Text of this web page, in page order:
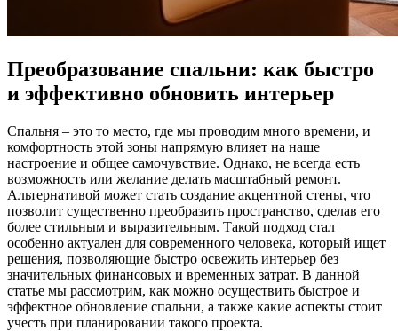
Преобразование спальни: как быстро
и эффективно обновить интерьер
Спальня – это то место, где мы проводим много времени, и
комфортность этой зоны напрямую влияет на наше
настроение и общее самочувствие. Однако, не всегда есть
возможность или желание делать масштабный ремонт.
Альтернативой может стать создание акцентной стены, что
позволит существенно преобразить пространство, сделав его
более стильным и выразительным. Такой подход стал
особенно актуален для современного человека, который ищет
решения, позволяющие быстро освежить интерьер без
значительных финансовых и временных затрат. В данной
статье мы рассмотрим, как можно осуществить быстрое и
эффектное обновление спальни, а также какие аспекты стоит
учесть при планировании такого проекта.